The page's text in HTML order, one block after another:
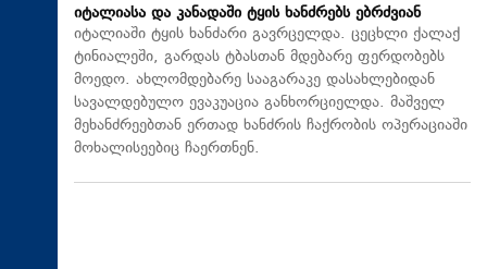
იტალიასა და კანადაში ტყის ხანძრებს ებრძვიან
იტალიაში ტყის ხანძარი გავრცელდა. ცეცხლი ქალაქ
ტინიალეში, გარდას ტბასთან მდებარე ფერდობებს
მოედო. ახლომდებარე სააგარაკე დასახლებიდან
სავალდებულო ევაკუაცია განხორციელდა. მაშველ
მეხანძრეებთან ერთად ხანძრის ჩაქრობის ოპერაციაში
მოხალისეებიც ჩაერთნენ.